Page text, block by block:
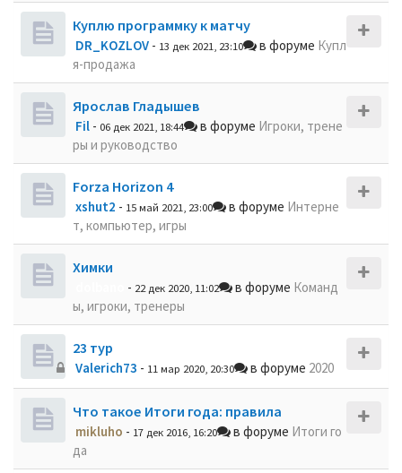
Куплю программку к матчу
DR_KOZLOV - 13 дек 2021, 23:10 в форуме Купл
я-продажа
Ярослав Гладышев
Fil - 06 дек 2021, 18:44 в форуме Игроки, трене
ры и руководство
Forza Horizon 4
xshut2 - 15 май 2021, 23:00 в форуме Интерне
т, компьютер, игры
Химки
- 22 дек 2020, 11:02 в форуме Команд
ы, игроки, тренеры
23 тур
Valerich73 - 11 мар 2020, 20:30 в форуме 2020
Что такое Итоги года: правила
mikluho - 17 дек 2016, 16:20 в форуме Итоги го
да